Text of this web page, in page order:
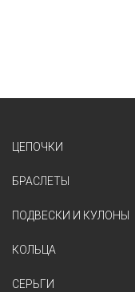
ЦЕПОЧКИ
БРАСЛЕТЫ
ПОДВЕСКИ И КУЛОНЫ
КОЛЬЦА
СЕРЬГИ